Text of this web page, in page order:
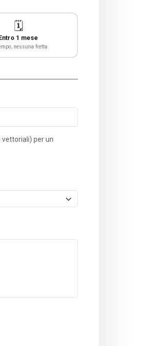
🗓️
1 mese
nessuna fretta
per un